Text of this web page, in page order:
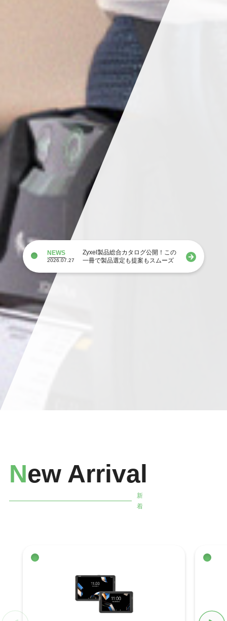
NEWS
2026.07.27
Zyxel製品総合カタログ公開！この
一冊で製品選定も提案もスムーズ
New Arrival
新
着